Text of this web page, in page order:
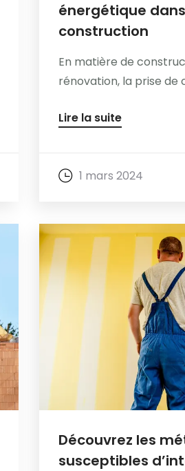
énergétique
construction
En matière de
rénovation, la prise de
Lire la suite
1 mars 2024
Découvrez les
susceptibles